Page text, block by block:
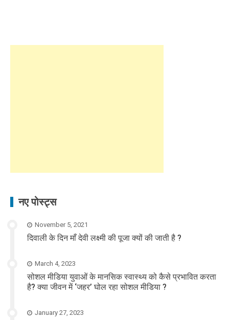
नए पोस्ट्स
November 5, 2021
दिवाली के दिन माँ देवी लक्ष्मी की पूजा क्यों की जाती है ?
March 4, 2023
सोशल मीडिया युवाओं के मानसिक स्वास्थ्य को कैसे प्रभावित करता
है? क्या जीवन में ‘जहर’ घोल रहा सोशल मीडिया ?
January 27, 2023